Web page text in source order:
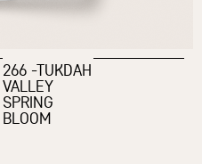
266 -TUKDAH
VALLEY
SPRING
BLOOM